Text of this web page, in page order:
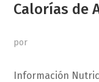
Calorías de
por
Información